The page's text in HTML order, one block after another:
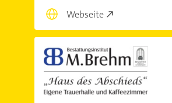
Webseite